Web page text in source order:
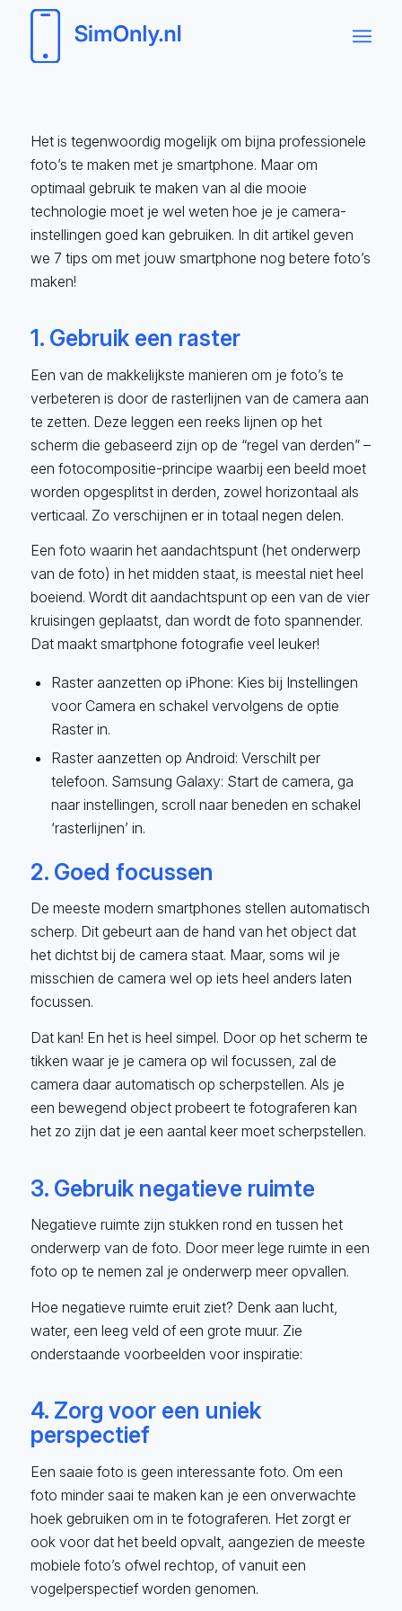
Het is tegenwoordig mogelijk om bijna professionele
foto’s te maken met je smartphone. Maar om
optimaal gebruik te maken van al die mooie
technologie moet je wel weten hoe je je camera-
instellingen goed kan gebruiken. In dit artikel geven
we 7 tips om met jouw smartphone nog betere foto’s
maken!
1. Gebruik een raster
Een van de makkelijkste manieren om je foto’s te
verbeteren is door de rasterlijnen van de camera aan
te zetten. Deze leggen een reeks lijnen op het
scherm die gebaseerd zijn op de “regel van derden” –
een fotocompositie-principe waarbij een beeld moet
worden opgesplitst in derden, zowel horizontaal als
verticaal. Zo verschijnen er in totaal negen delen.
Een foto waarin het aandachtspunt (het onderwerp
van de foto) in het midden staat, is meestal niet heel
boeiend. Wordt dit aandachtspunt op een van de vier
kruisingen geplaatst, dan wordt de foto spannender.
Dat maakt smartphone fotografie veel leuker!
Raster aanzetten op iPhone: Kies bij Instellingen
voor Camera en schakel vervolgens de optie
Raster in.
Raster aanzetten op Android: Verschilt per
telefoon. Samsung Galaxy: Start de camera, ga
naar instellingen, scroll naar beneden en schakel
‘rasterlijnen’ in.
2. Goed focussen
De meeste modern smartphones stellen automatisch
scherp. Dit gebeurt aan de hand van het object dat
het dichtst bij de camera staat. Maar, soms wil je
misschien de camera wel op iets heel anders laten
focussen.
Dat kan! En het is heel simpel. Door op het scherm te
tikken waar je je camera op wil focussen, zal de
camera daar automatisch op scherpstellen. Als je
een bewegend object probeert te fotograferen kan
het zo zijn dat je een aantal keer moet scherpstellen.
3. Gebruik negatieve ruimte
Negatieve ruimte zijn stukken rond en tussen het
onderwerp van de foto. Door meer lege ruimte in een
foto op te nemen zal je onderwerp meer opvallen.
Hoe negatieve ruimte eruit ziet? Denk aan lucht,
water, een leeg veld of een grote muur. Zie
onderstaande voorbeelden voor inspiratie:
4. Zorg voor een uniek
perspectief
Een saaie foto is geen interessante foto. Om een
foto minder saai te maken kan je een onverwachte
hoek gebruiken om in te fotograferen. Het zorgt er
ook voor dat het beeld opvalt, aangezien de meeste
mobiele foto’s ofwel rechtop, of vanuit een
vogelperspectief worden genomen.